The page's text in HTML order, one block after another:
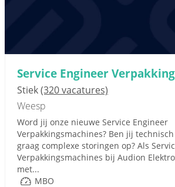
Service Engineer
Stiek(320 vacatures)
Weesp
Word jij onze nieuwe Service Engineer
Verpakkingsmachines? Ben jij
graag complexe storingen op? Als
Verpakkingsmachines bij Audion
met...
MBO